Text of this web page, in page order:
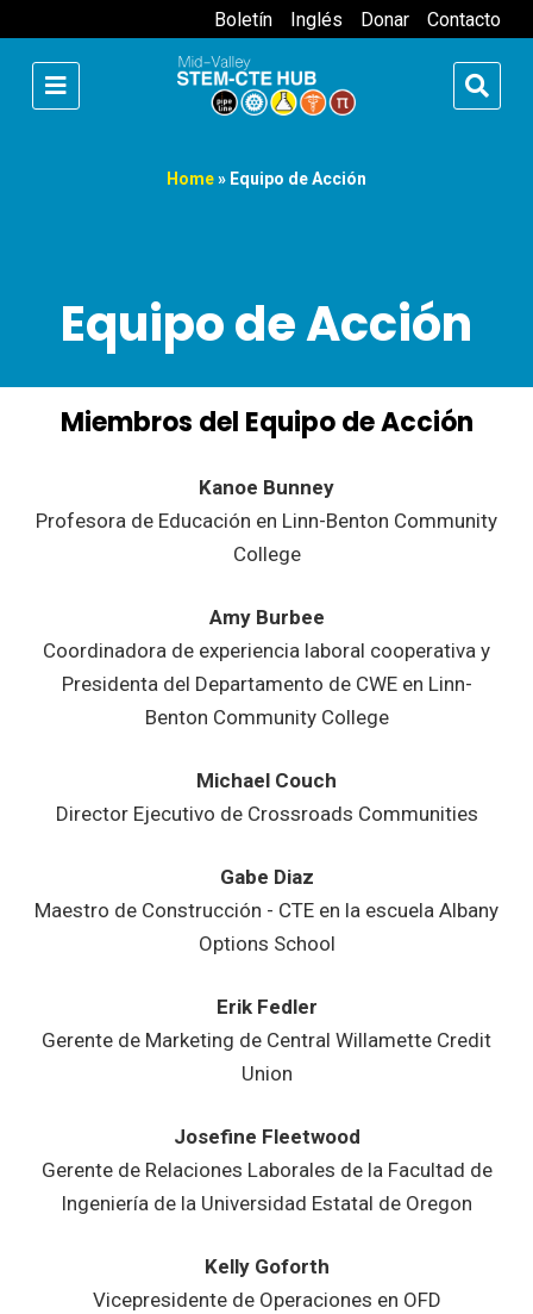
Boletín Inglés Donar Contacto
Home» Equipo de Acción
Equipo de Acción
Miembros del Equipo de Acción
Kanoe Bunney
Profesora de Educación en Linn-Benton Community
College
Amy Burbee
Coordinadora de experiencia laboral cooperativa y
Presidenta del Departamento de CWE en Linn-
Benton Community College
Michael Couch
Director Ejecutivo de Crossroads Communities
Gabe Diaz
Maestro de Construcción - CTE en la escuela Albany
Options School
Erik Fedler
Gerente de Marketing de Central Willamette Credit
Union
Josefine Fleetwood
Gerente de Relaciones Laborales de la Facultad de
Ingeniería de la Universidad Estatal de Oregon
Kelly Goforth
Vicepresidente de Operaciones en OFD